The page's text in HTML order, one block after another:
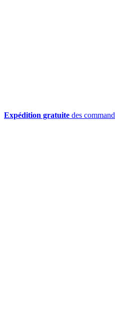
Expédition gratuite des